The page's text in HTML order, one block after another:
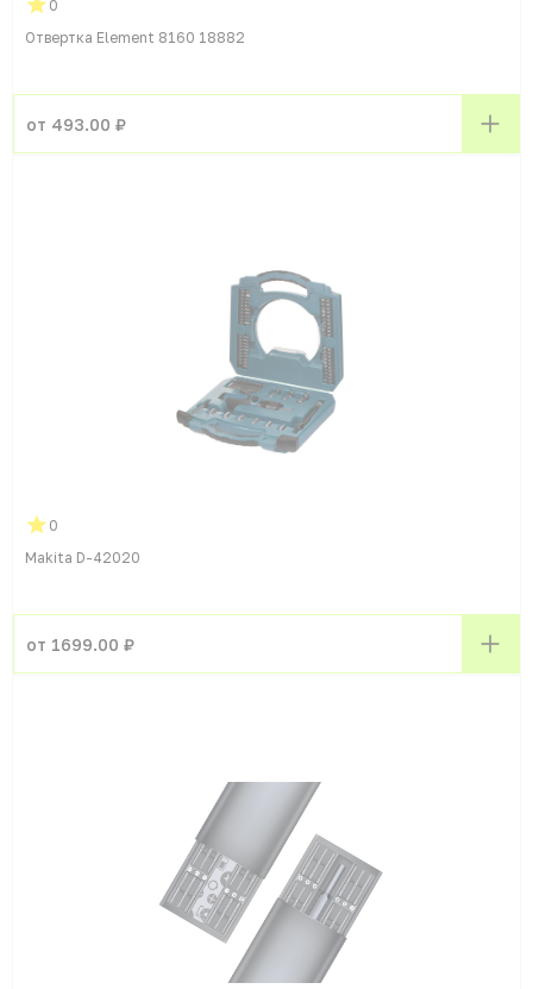
0
Отвертка Element 8160 18882
от 493.00 ₽
0
Makita D-42020
от 1699.00 ₽